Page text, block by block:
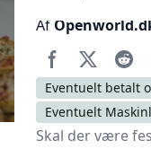
Af
Eventuelt betalt
Eventuelt
Skal der være